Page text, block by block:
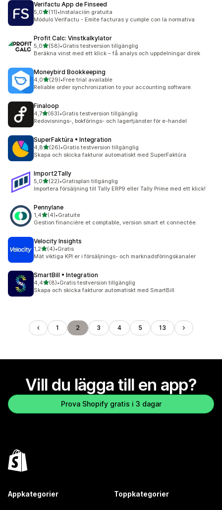
Verifactu App de Finseed
5,0av 5 stjärnor
(11)
11 recensioner totalt
•Instalación gratuita
Módulo Verifactu - Emite facturas y cumple con la normativa
Profit Calc: Vinstkalkylator
5,0av 5 stjärnor
(58)
58 recensioner totalt
•Gratis testversion tillgänglig
Beräkna vinst med ett klick – få analys och uppdelningar direk
Moneybird Bookkeeping
4,0av 5 stjärnor
(29)
29 recensioner totalt
•Free trial available
Reliable order synchronization to your accounting software.
Finaloop
4,7av 5 stjärnor
(63)
63 recensioner totalt
•Gratis testversion tillgänglig
Redovisnings-, bokförings- och lagertjänster för e-handel
SuperFaktúra • Integration
4,8av 5 stjärnor
(26)
26 recensioner totalt
•Gratis testversion tillgänglig
Skapa och skicka fakturor automatiskt med SuperFaktúra
Import2Tally
5,0av 5 stjärnor
(22)
22 recensioner totalt
•Gratisplan tillgänglig
Importera försäljning till Tally ERP9 eller Tally Prime med ett klick!
Pennylane
1,4av 5 stjärnor
(4)
4 recensioner totalt
•Gratuite
Gestion financière et comptable, version smart et connectée.
Velocity Insights
1,2av 5 stjärnor
(4)
4 recensioner totalt
•Gratis
Mät viktiga KPI:er i försäljnings- och marknadsföringskanaler
SmartBill • Integration
4,4av 5 stjärnor
(8)
8 recensioner totalt
•Gratis testversion tillgänglig
Skapa och skicka fakturor automatiskt med SmartBill
1 2 3 4 5 13
Vill du lägga till en app?
Prova Shopify gratis i 3 dagar
Appkategorier Toppkategorier